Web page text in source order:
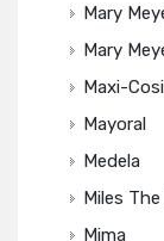
Mary
Mary
Maxi-Cosi
Mayoral
Medela
Miles
Mima